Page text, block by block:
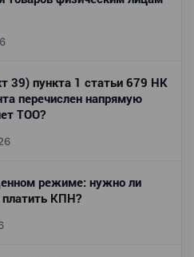
39) пункта 1 статьи 679 НК
перечислен напрямую
ТОО?
режиме: нужно ли
КПН?